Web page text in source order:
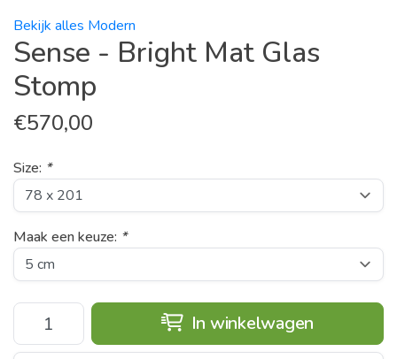
Bekijk alles Modern
Sense - Bright Mat Glas
Stomp
€570,00
Size: *
Maak een keuze: *
In winkelwagen